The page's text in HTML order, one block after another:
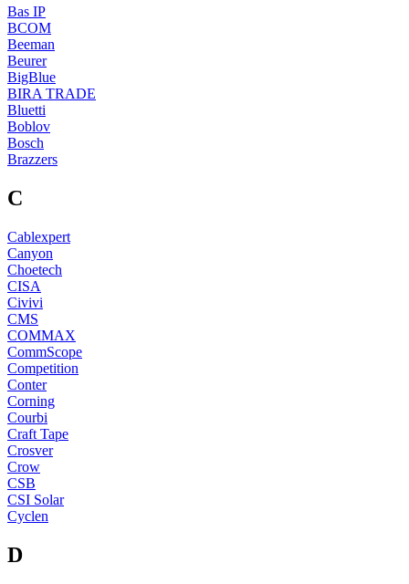
Bas IP
BCOM
Beeman
Beurer
BigBlue
BIRA TRADE
Bluetti
Boblov
Bosch
Brazzers
C
Cablexpert
Canyon
Choetech
CISA
Civivi
CMS
COMMAX
CommScope
Competition
Conter
Corning
Courbi
Craft Tape
Crosver
Crow
CSB
CSI Solar
Cyclen
D